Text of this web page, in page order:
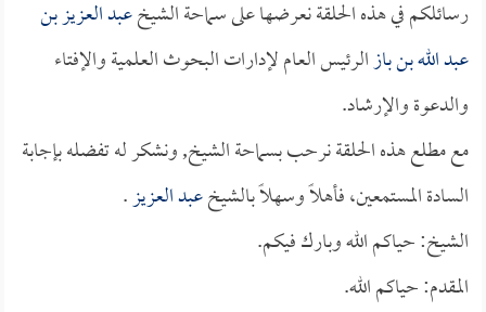
رسائلكم في هذه الحلقة نعرضها على سماحة الشيخعبد العزيز بن
عبد الله بن بازالرئيس العام لإدارات البحوث العلمية والإفتاء
والدعوة والإرشاد.
مع مطلع هذه الحلقة نرحب بسماحة الشيخ, ونشكر له تفضله بإجابة
السادة المستمعين، فأهلاً وسهلاً بالشيخعبد العزيز.
الشيخ: حياكم الله وبارك فيكم.
المقدم: حياكم الله.